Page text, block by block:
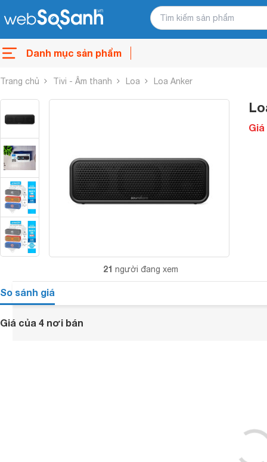
Danh mục sản phẩm
Trang chủ Tivi - Âm thanh Loa Loa Anker
21 người đang xem
Giá
So sánh giá
Giá của 4 nơi bán